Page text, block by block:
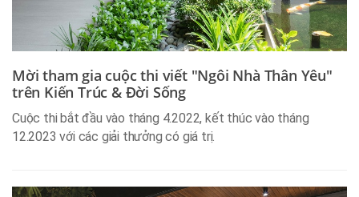
Mời tham gia cuộc thi viết "Ngôi Nhà Thân Yêu"
trên Kiến Trúc & Đời Sống
Cuộc thi bắt đầu vào tháng 4.2022, kết thúc vào tháng
12.2023 với các giải thưởng có giá trị.